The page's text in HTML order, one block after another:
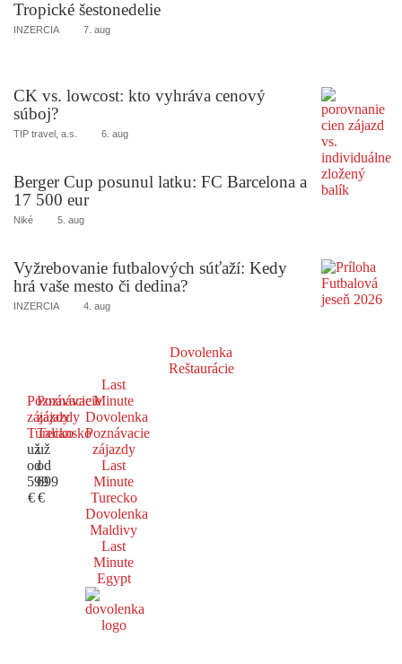
Tropické šestonedelie
INZERCIA 7. aug
CK vs. lowcost: kto vyhráva cenový
súboj?
TIP travel, a.s. 6. aug
Berger Cup posunul latku: FC Barcelona a
17 500 eur
Niké 5. aug
Vyžrebovanie futbalových súťaží: Kedy
hrá vaše mesto či dedina?
INZERCIA 4. aug
Dovolenka
Reštaurácie
Poznávacie
zájazdy
Turecko
už
od
599
€
Poznávacie
zájazdy
Taliansko
už
od
699
€
Last
Minute
Dovolenka
Poznávacie
zájazdy
Last
Minute
Turecko
Dovolenka
Maldivy
Last
Minute
Egypt